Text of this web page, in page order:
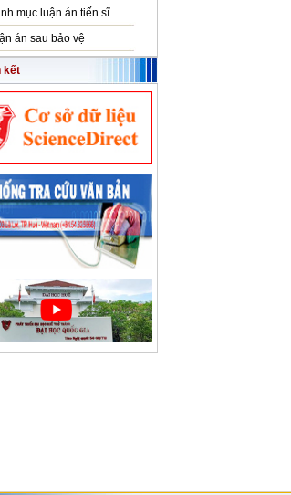
mục luận án tiến sĩ
án sau bảo vệ
kết